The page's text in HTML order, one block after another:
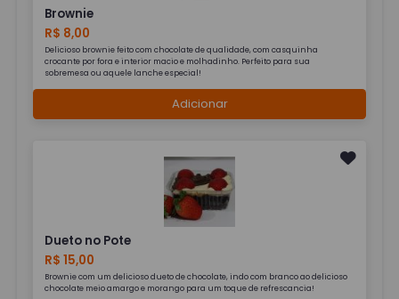
Brownie
R$ 8,00
Delicioso brownie feito com chocolate de qualidade, com casquinha
crocante por fora e interior macio e molhadinho. Perfeito para sua
sobremesa ou aquele lanche especial!
Adicionar
Dueto no Pote
R$ 15,00
Brownie com um delicioso dueto de chocolate, indo com branco ao delicioso
chocolate meio amargo e morango para um toque de refrescancia!